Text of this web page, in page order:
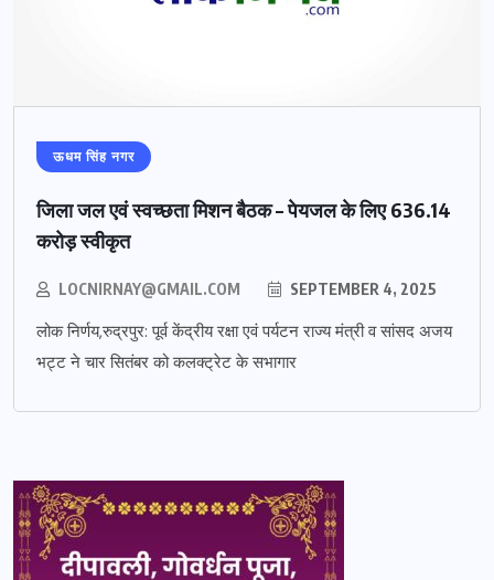
ऊधम सिंह नगर
जिला जल एवं स्वच्छता मिशन बैठक – पेयजल के लिए 636.14
करोड़ स्वीकृत
LOCNIRNAY@GMAIL.COM SEPTEMBER 4, 2025
लोक निर्णय,रुद्रपुर: पूर्व केंद्रीय रक्षा एवं पर्यटन राज्य मंत्री व सांसद अजय
भट्ट ने चार सितंबर को कलक्ट्रेट के सभागार